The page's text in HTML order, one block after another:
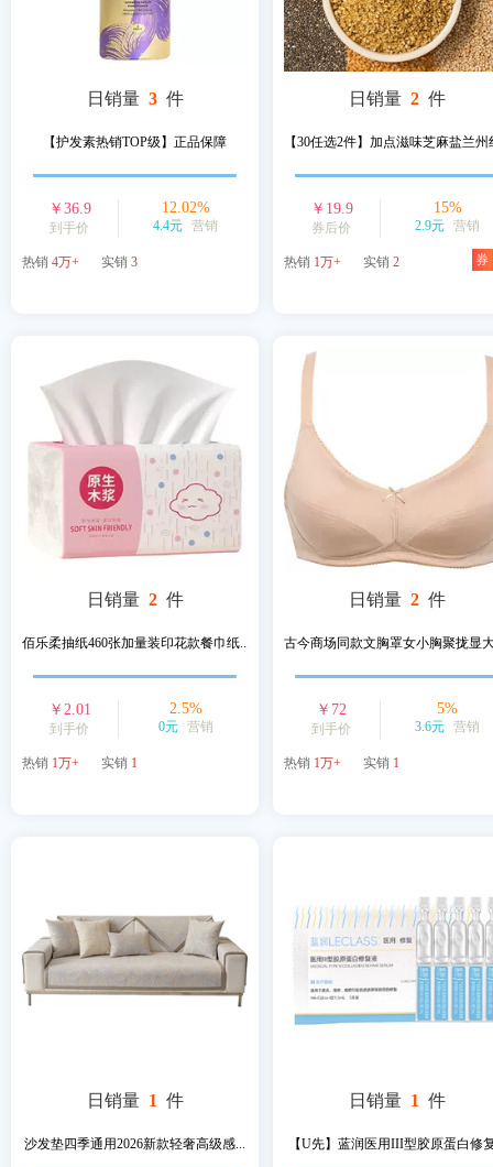
日销量 3 件
【护发素热销TOP级】正品保障
￥ 36.9
到手价
12.02%
4.4元 营销
热销 4万+ 实销 3
日销量 2 件
【30任选2件】加点滋味芝麻盐兰州
￥ 19.9
券后价
15%
2.9元 营销
热销 1万+ 实销 2 券
日销量 2 件
佰乐柔抽纸460张加量装印花款餐巾纸...
￥ 2.01
到手价
2.5%
0元 营销
热销 1万+ 实销 1
日销量 2 件
古今商场同款文胸罩女小胸聚拢显
￥ 72
到手价
5%
3.6元 营销
热销 1万+ 实销 1
日销量 1 件
沙发垫四季通用2026新款轻奢高级感...
日销量 1 件
【U先】蓝润医用III型胶原蛋白修